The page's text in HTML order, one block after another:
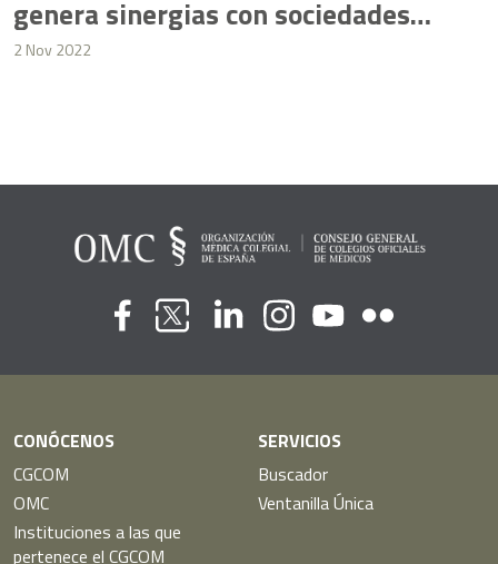
genera sinergias con sociedades
científicas
2 Nov 2022
CONÓCENOS
CGCOM
OMC
Instituciones a las que
pertenece el CGCOM
SERVICIOS
Buscador
Ventanilla Única